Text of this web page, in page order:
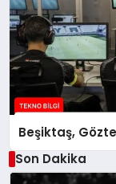
Beşiktaş,
Son Dakika